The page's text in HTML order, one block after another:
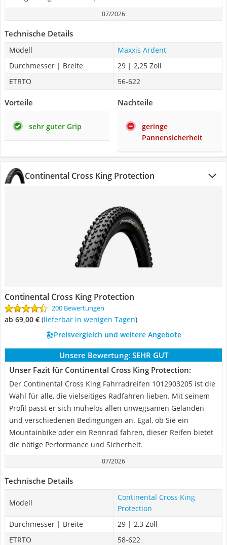
07/2026
Technische Details
Modell
Maxxis Ardent
Durchmesser | Breite
29 | 2,25 Zoll
ETRTO
56-622
Vorteile
sehr guter Grip
Nachteile
geringe
Pannensicherheit
Continental Cross King Protection
Continental Cross King Protection
200 Bewertungen
ab 69,00 € ( Lieferbar in wenigen Tagen)
Preisvergleich und weitere Angebote
Unsere Bewertung: SEHR GUT
Unser Fazit für Continental Cross King Protection:
Der Continental Cross King Fahrradreifen ‎1012903205 ist die
Wahl für alle, die vielseitiges Radfahren lieben. Mit seinem
Profil passt er sich mühelos allen unwegsamen Geländen
und verschiedenen Bedingungen an. Egal, ob Sie ein
Mountainbike oder ein Rennrad fahren, dieser Reifen bietet
die nötige Performance und Sicherheit.
07/2026
Technische Details
Modell
Continental Cross King
Protection
Durchmesser | Breite
29 | 2,3 Zoll
ETRTO
58-622